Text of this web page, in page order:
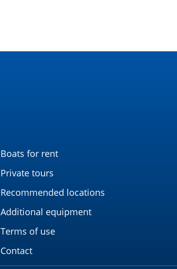
Boats for rent
Private tours
Recommended locations
Additional equipment
Terms of use
Contact